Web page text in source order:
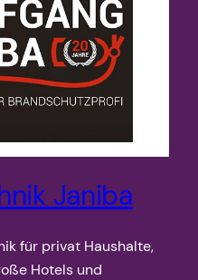
Janiba
für privat Haushalte,
Hotels und